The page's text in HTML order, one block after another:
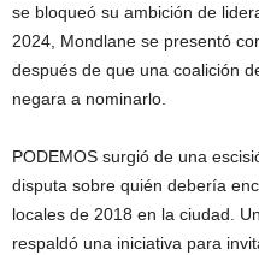
se bloqueó su ambición de
2024, Mondlane se presentó
después de que una coalición
negara a nominarlo.
PODEMOS surgió de una
disputa sobre quién debería
locales de 2018 en la ciudad.
respaldó una iniciativa para